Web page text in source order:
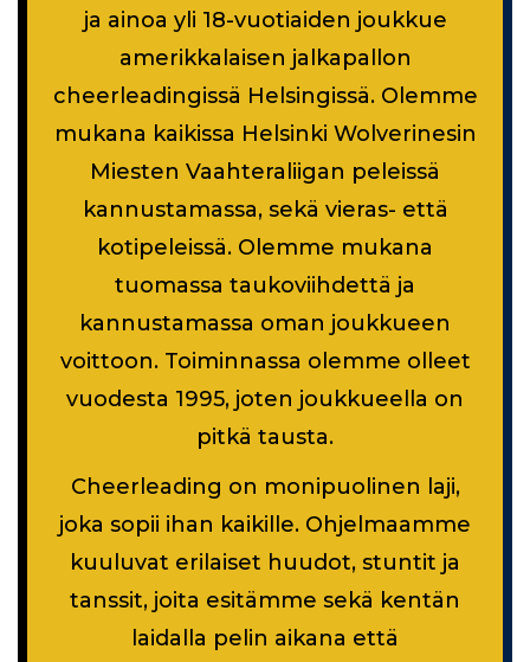
ja ainoa yli 18-vuotiaiden joukkue
amerikkalaisen jalkapallon
cheerleadingissä Helsingissä. Olemme
mukana kaikissa Helsinki Wolverinesin
Miesten Vaahteraliigan peleissä
kannustamassa, sekä vieras- että
kotipeleissä. Olemme mukana
tuomassa taukoviihdettä ja
kannustamassa oman joukkueen
voittoon. Toiminnassa olemme olleet
vuodesta 1995, joten joukkueella on
pitkä tausta.
Cheerleading on monipuolinen laji,
joka sopii ihan kaikille. Ohjelmaamme
kuuluvat erilaiset huudot, stuntit ja
tanssit, joita esitämme sekä kentän
laidalla pelin aikana että